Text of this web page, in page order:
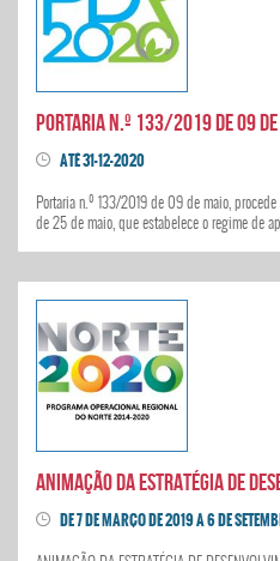
ATÉ 31-12-2020
Portaria n.º 133/2019 de 09 de maio,
de 25 de maio, que estabelece o regime de
ANIMAÇÃO DA ESTRATÉGIA DE
DE 7 DE MARÇO DE 2019 A 6 DE